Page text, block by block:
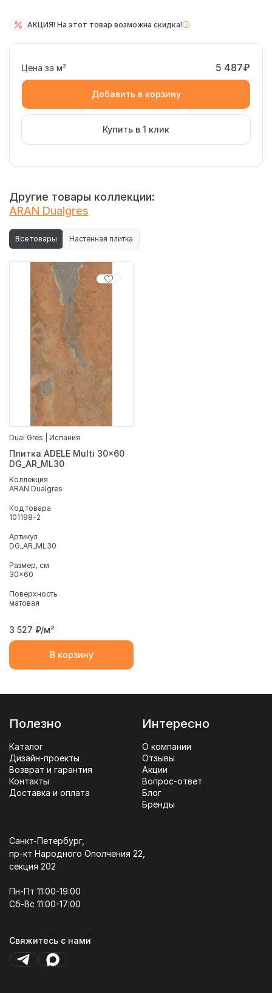
АКЦИЯ! На этот товар возможна скидка!
Цена за м² 5 487₽
Добавить в корзину
Купить в 1 клик
Другие товары коллекции:
ARAN Dualgres
Все товары Настенная плитка
Dual Gres | Испания
Плитка ADELE Multi 30x60
DG_AR_ML30
Коллекция
ARAN Dualgres
Код товара
101198-2
Артикул
DG_AR_ML30
Размер, см
30x60
Поверхность
матовая
3 527 ₽/м²
В корзину
Полезно
Каталог
Дизайн-проекты
Возврат и гарантия
Контакты
Доставка и оплата
Интересно
О компании
Отзывы
Акции
Вопрос-ответ
Блог
Бренды
Санкт-Петербург,
пр-кт Народного Ополчения 22,
секция 202
Пн-Пт 11:00-19:00
Сб-Вс 11:00-17:00
Свяжитесь с нами